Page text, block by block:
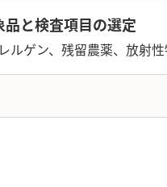
と検査項目の選定
ルゲン、残留農薬、放射